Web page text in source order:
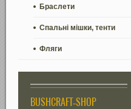
Браслети
Спальні мішки, тенти
Фляги
BUSHCRAFT-SHOP